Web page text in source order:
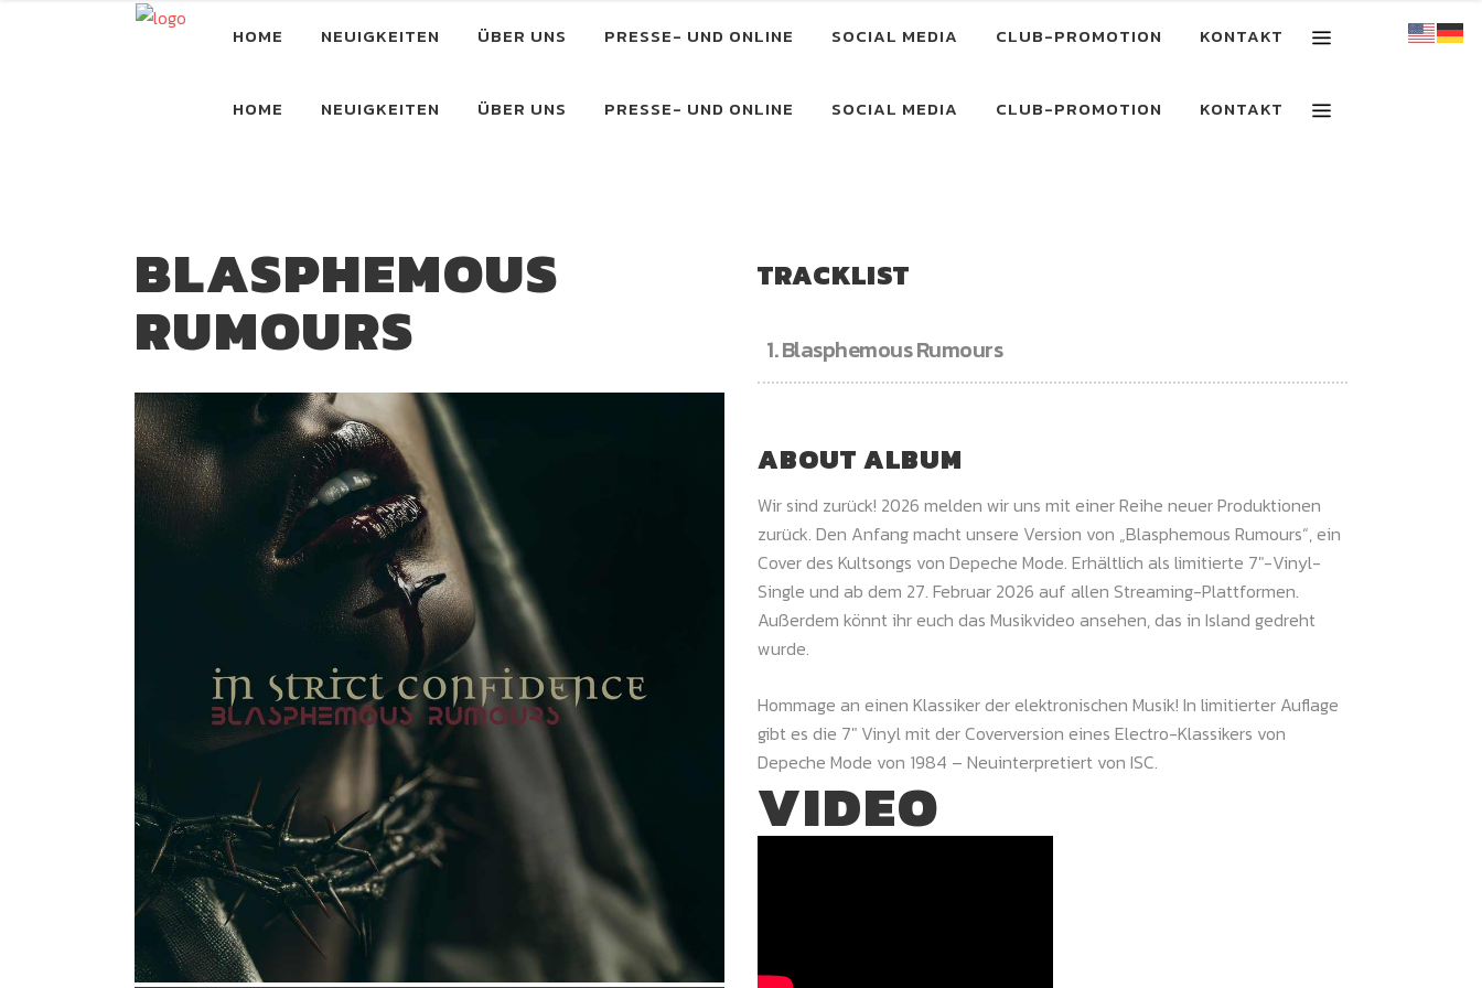
HOME NEUIGKEITEN ÜBER UNS PRESSE- UND ONLINE SOCIAL MEDIA CLUB-PROMOTION KONTAKT
HOME NEUIGKEITEN ÜBER UNS PRESSE- UND ONLINE SOCIAL MEDIA CLUB-PROMOTION KONTAKT
BLASPHEMOUS
RUMOURS
TRACKLIST
1.Blasphemous Rumours
ABOUT ALBUM
Wir sind zurück! 2026 melden wir uns mit einer Reihe neuer Produktionen
zurück. Den Anfang macht unsere Version von „Blasphemous Rumours“, ein
Cover des Kultsongs von Depeche Mode. Erhältlich als limitierte 7″-Vinyl-
Single und ab dem 27. Februar 2026 auf allen Streaming-Plattformen.
Außerdem könnt ihr euch das Musikvideo ansehen, das in Island gedreht
wurde.
Hommage an einen Klassiker der elektronischen Musik! In limitierter Auflage
gibt es die 7″ Vinyl mit der Coverversion eines Electro-Klassikers von
Depeche Mode von 1984 – Neuinterpretiert von ISC.
VIDEO